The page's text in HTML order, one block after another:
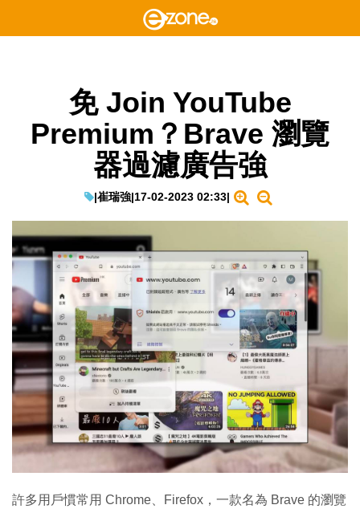
免 Join YouTube
Premium？Brave 瀏覽
器過濾廣告強
|崔瑞強|17-02-2023 02:33|
許多用戶慣常用 Chrome、Firefox，一款名為 Brave 的瀏覽